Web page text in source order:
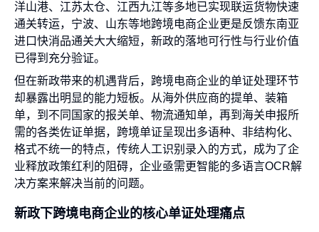
洋山港、江苏太仓、江西九江等多地已实现联运货物快速
通关转运，宁波、山东等地跨境电商企业更是反馈东南亚
进口快消品通关大大缩短，新政的落地可行性与行业价值
已得到充分验证。
但在新政带来的机遇背后，跨境电商企业的单证处理环节
却暴露出明显的能力短板。从海外供应商的提单、装箱
单，到不同国家的报关单、物流通知单，再到海关申报所
需的各类佐证单据，跨境单证呈现出多语种、非结构化、
格式不统一的特点，传统人工识别录入的方式，成为了企
业释放政策红利的阻碍，企业亟需更智能的多语言OCR解
决方案来解决当前的问题。
新政下跨境电商企业的核心单证处理痛点